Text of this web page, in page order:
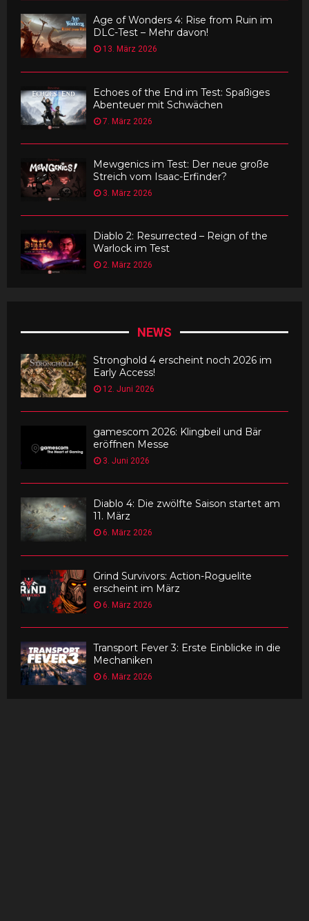
Age of Wonders 4: Rise from Ruin im
DLC-Test – Mehr davon!
13. März 2026
Echoes of the End im Test: Spaßiges
Abenteuer mit Schwächen
7. März 2026
Mewgenics im Test: Der neue große
Streich vom Isaac-Erfinder?
3. März 2026
Diablo 2: Resurrected – Reign of the
Warlock im Test
2. März 2026
NEWS
Stronghold 4 erscheint noch 2026 im
Early Access!
12. Juni 2026
gamescom 2026: Klingbeil und Bär
eröffnen Messe
3. Juni 2026
Diablo 4: Die zwölfte Saison startet am
11. März
6. März 2026
Grind Survivors: Action-Roguelite
erscheint im März
6. März 2026
Transport Fever 3: Erste Einblicke in die
Mechaniken
6. März 2026